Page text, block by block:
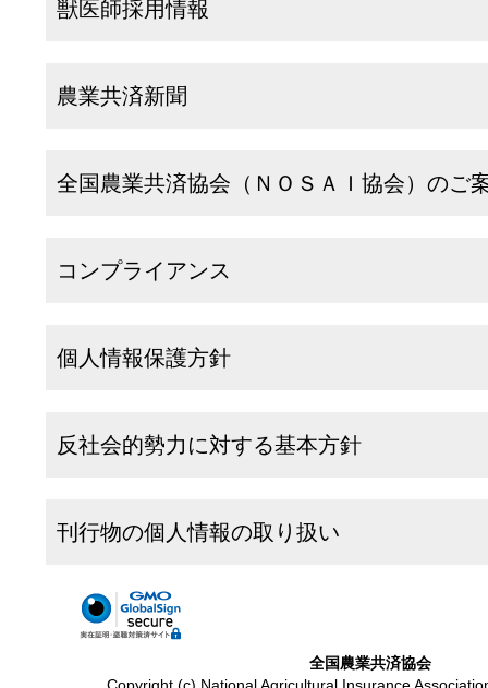
獣医師採用情報
農業共済新聞
全国農業共済協会（ＮＯＳＡＩ協会）のご
コンプライアンス
個人情報保護方針
反社会的勢力に対する基本方針
刊行物の個人情報の取り扱い
全国農業共済協会